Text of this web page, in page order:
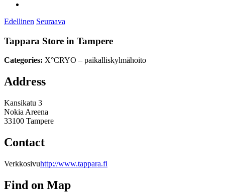
Edellinen Seuraava
Tappara Store in Tampere
Categories: X°CRYO – paikalliskylmähoito
Address
Kansikatu 3
Nokia Areena
33100 Tampere
Contact
Verkkosivuhttp://www.tappara.fi
Find on Map